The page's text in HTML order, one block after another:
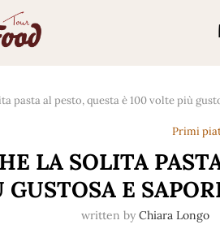
pasta al pesto, questa è 100 volte più
Primi
LA SOLITA
GUSTOSA E
written by Chiara Longo